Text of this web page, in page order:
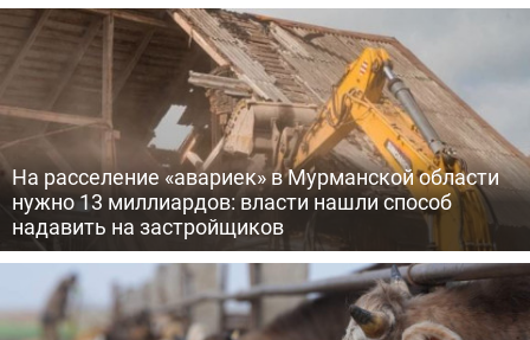
На расселение «авариек» в Мурманской области
нужно 13 миллиардов: власти нашли способ
надавить на застройщиков